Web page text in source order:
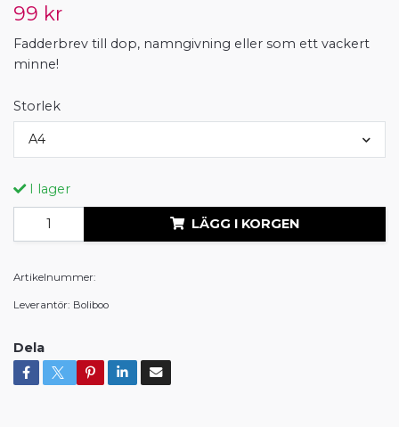
99 kr
Fadderbrev till dop, namngivning eller som ett vackert
minne!
Storlek
A4
I lager
LÄGG I KORGEN
Artikelnummer:
Leverantör: Boliboo
Dela